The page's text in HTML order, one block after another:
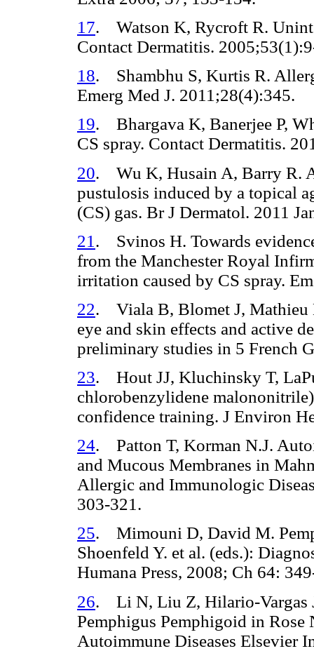
17. Watson K, Rycroft R.
Contact Dermatitis.
18. Shambhu S, Kurtis R.
Emerg Med J. 2011;28(4):345.
19. Bhargava K, Banerjee P,
CS spray. Contact Dermatitis.
20. Wu K, Husain A, Barry R.
pustulosis induced by a topical
(CS) gas. Br J Dermatol. 2011
21 . Svinos H. Towards
from the Manchester Royal
irritation caused by CS spray.
22. Viala B, Blomet J, Mathieu
eye and skin effects and active
preliminary studies in 5 French
23. Hout JJ, Kluchinsky T,
chlorobenzylidene
confidence training. J Environ
24. Patton T, Korman N.J.
and Mucous Membranes in
Allergic and Immunologic
303-321.
25. Mimouni D, David M.
Shoenfeld Y. et al. (eds.):
Humana Press, 2008; Ch 64:
26. Li N, Liu Z, Hilario-Vargas
Pemphigus Pemphigoid in Rose
Autoimmune Diseases Elsevier